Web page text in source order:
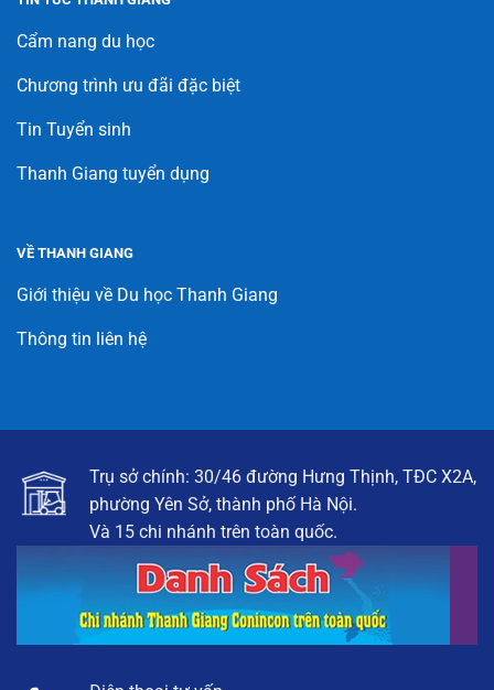
Cẩm nang du học
Chương trình ưu đãi đặc biệt
Tin Tuyển sinh
Thanh Giang tuyển dụng
VỀ THANH GIANG
Giới thiệu về Du học Thanh Giang
Thông tin liên hệ
Trụ sở chính: 30/46 đường Hưng Thịnh, TĐC X2A,
phường Yên Sở, thành phố Hà Nội.
Và 15 chi nhánh trên toàn quốc.